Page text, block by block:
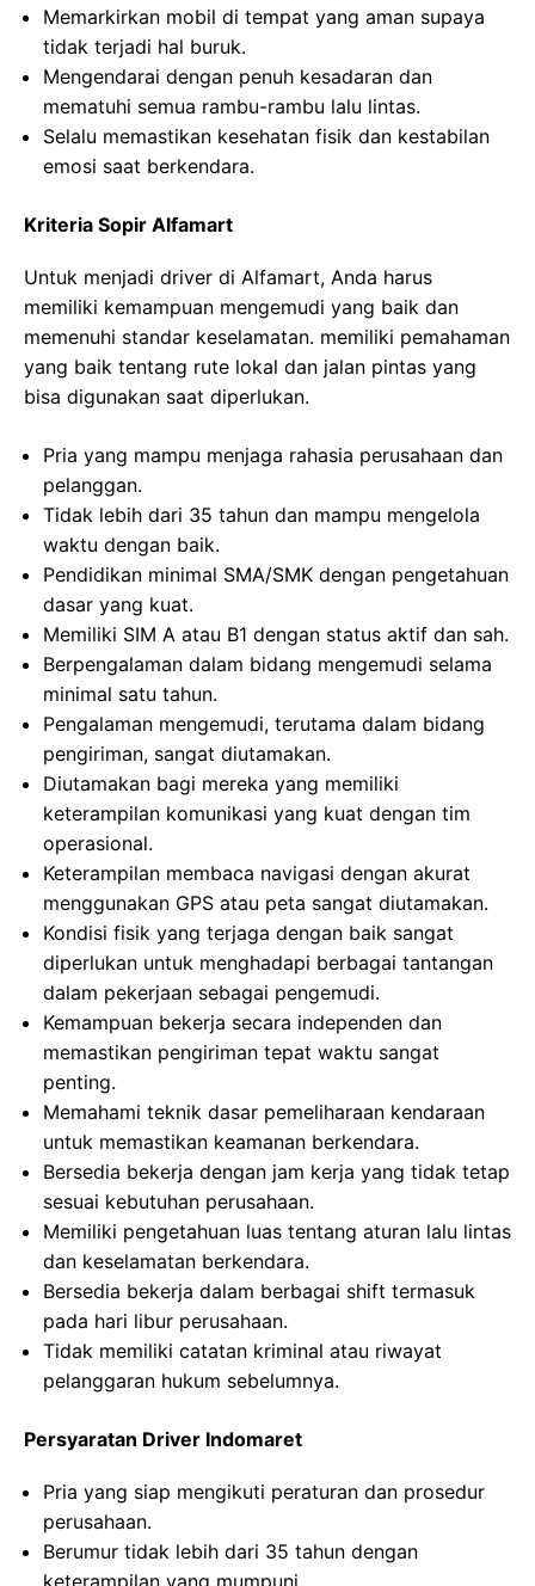
Memarkirkan mobil di tempat yang aman supaya
tidak terjadi hal buruk.
Mengendarai dengan penuh kesadaran dan
mematuhi semua rambu-rambu lalu lintas.
Selalu memastikan kesehatan fisik dan kestabilan
emosi saat berkendara.
Kriteria Sopir Alfamart
Untuk menjadi driver di Alfamart, Anda harus
memiliki kemampuan mengemudi yang baik dan
memenuhi standar keselamatan. memiliki pemahaman
yang baik tentang rute lokal dan jalan pintas yang
bisa digunakan saat diperlukan.
Pria yang mampu menjaga rahasia perusahaan dan
pelanggan.
Tidak lebih dari 35 tahun dan mampu mengelola
waktu dengan baik.
Pendidikan minimal SMA/SMK dengan pengetahuan
dasar yang kuat.
Memiliki SIM A atau B1 dengan status aktif dan sah.
Berpengalaman dalam bidang mengemudi selama
minimal satu tahun.
Pengalaman mengemudi, terutama dalam bidang
pengiriman, sangat diutamakan.
Diutamakan bagi mereka yang memiliki
keterampilan komunikasi yang kuat dengan tim
operasional.
Keterampilan membaca navigasi dengan akurat
menggunakan GPS atau peta sangat diutamakan.
Kondisi fisik yang terjaga dengan baik sangat
diperlukan untuk menghadapi berbagai tantangan
dalam pekerjaan sebagai pengemudi.
Kemampuan bekerja secara independen dan
memastikan pengiriman tepat waktu sangat
penting.
Memahami teknik dasar pemeliharaan kendaraan
untuk memastikan keamanan berkendara.
Bersedia bekerja dengan jam kerja yang tidak tetap
sesuai kebutuhan perusahaan.
Memiliki pengetahuan luas tentang aturan lalu lintas
dan keselamatan berkendara.
Bersedia bekerja dalam berbagai shift termasuk
pada hari libur perusahaan.
Tidak memiliki catatan kriminal atau riwayat
pelanggaran hukum sebelumnya.
Persyaratan Driver Indomaret
Pria yang siap mengikuti peraturan dan prosedur
perusahaan.
Berumur tidak lebih dari 35 tahun dengan
keterampilan yang mumpuni.